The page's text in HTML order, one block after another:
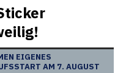
EIGENES
AM 7. AUGUST